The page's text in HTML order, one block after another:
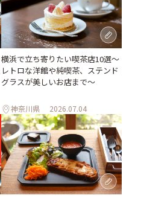
横浜で立ち寄りたい喫茶店10選～
レトロな洋館や純喫茶、ステンド
グラスが美しいお店まで～
神奈川県 2026.07.04